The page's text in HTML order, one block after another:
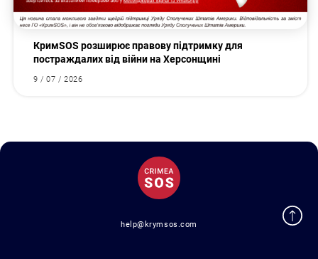
КримSOS розширює правову підтримку для
постраждалих від війни на Херсонщині
9 / 07 / 2026
help@krymsos.com